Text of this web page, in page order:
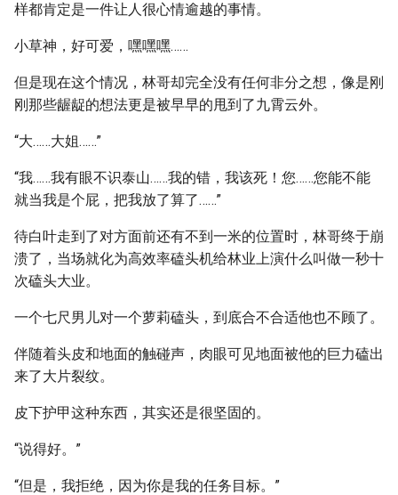
样都肯定是一件让人很心情逾越的事情。
小草神，好可爱，嘿嘿嘿……
但是现在这个情况，林哥却完全没有任何非分之想，像是刚
刚那些龌龊的想法更是被早早的甩到了九霄云外。
“大……大姐……”
“我……我有眼不识泰山……我的错，我该死！您……您能不能
就当我是个屁，把我放了算了……”
待白叶走到了对方面前还有不到一米的位置时，林哥终于崩
溃了，当场就化为高效率磕头机给林业上演什么叫做一秒十
次磕头大业。
一个七尺男儿对一个萝莉磕头，到底合不合适他也不顾了。
伴随着头皮和地面的触碰声，肉眼可见地面被他的巨力磕出
来了大片裂纹。
皮下护甲这种东西，其实还是很坚固的。
“说得好。”
“但是，我拒绝，因为你是我的任务目标。”